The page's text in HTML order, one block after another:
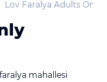
Lov Faralya Adults Only
mahallesi